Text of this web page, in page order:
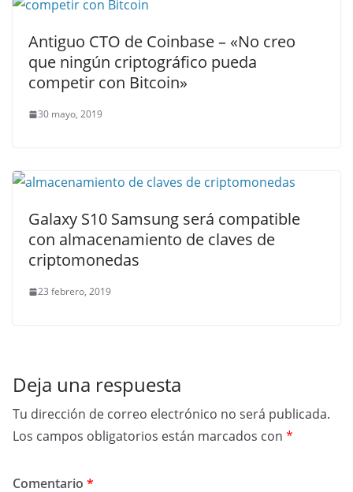
Antiguo CTO de Coinbase – «No creo
que ningún criptográfico pueda
competir con Bitcoin»
30 mayo, 2019
Galaxy S10 Samsung será compatible
con almacenamiento de claves de
criptomonedas
23 febrero, 2019
Deja una respuesta
Tu dirección de correo electrónico no será publicada.
Los campos obligatorios están marcados con *
Comentario *